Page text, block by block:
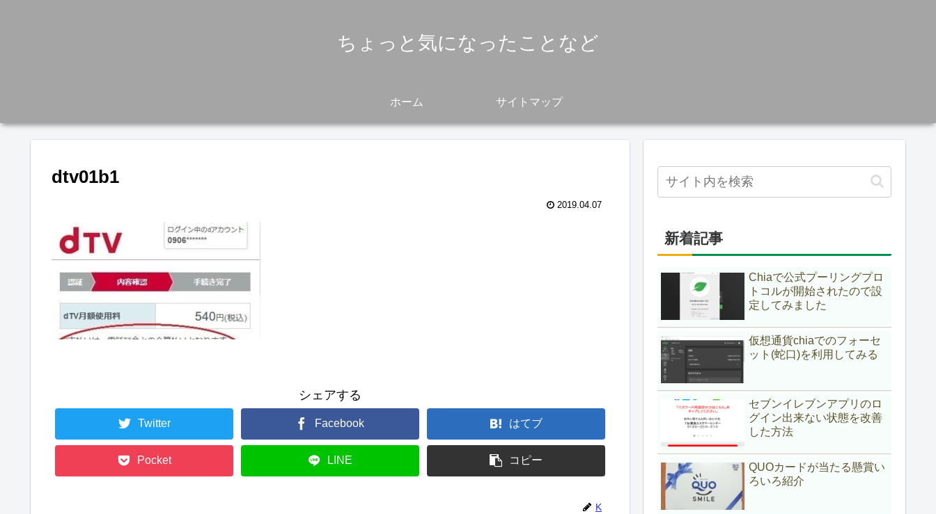
ちょっと気になったことなど
ホーム サイトマップ
dtv01b1
2019.04.07
シェアする
Twitter Facebook はてブ
Pocket LINE コピー
K
新着記事
Chiaで公式プーリングプロ
トコルが開始されたので設
定してみました
仮想通貨chiaでのフォーセ
ット(蛇口)を利用してみる
セブンイレブンアプリのロ
グイン出来ない状態を改善
した方法
QUOカードが当たる懸賞い
ろいろ紹介